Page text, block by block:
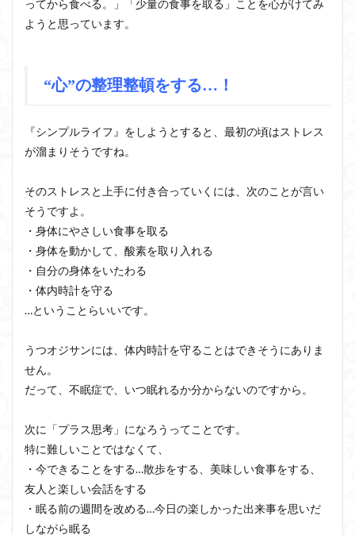
ってから食べる。」「少量の食事を取る」ことを心がけてみ
ようと思っています。
“心”の整理整頓をする…！
『シンプルライフ』をしようとすると、最初の頃はストレス
が溜まりそうですね。
そのストレスと上手に付き合っていくには、次のことが言い
そうですよ。
・身体にやさしい食事を取る
・身体を動かして、酸素を取り入れる
・自分の身体をいたわる
・体内時計を守る
…ということらいいです。
うつオジサンには、体内時計を守ることはできそうにありま
せん。
だって、不眠症で、いつ眠れるか分からないのですから。
次に「プラス思考」になろうってことです。
特に難しいことではなくて、
・今できることをする…散歩をする、美味しい食事をする、
友人と楽しい会話をする
・眠る前の週間を改める…今日の楽しかった出来事を思いだ
しながら眠る